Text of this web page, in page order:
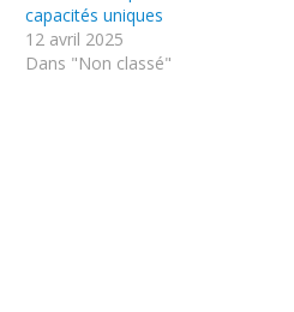
capacités uniques
12 avril 2025
Dans "Non classé"